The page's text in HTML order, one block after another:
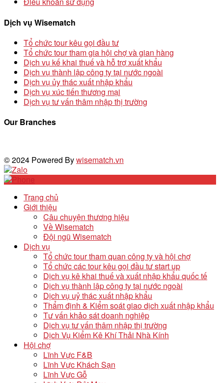
Dịch vụ Wisematch
Tổ chức tour kêu gọi đầu tư
Tổ chức tour tham gia hội chợ và gian hàng
Dịch vụ kế khai thuế và hỗ trợ xuất khẩu
Dịch vụ thành lập công ty tại nước ngoài
Dịch vụ ủy thác xuất nhập khẩu
Dịch vụ xúc tiến thương mại
Dịch vụ tư vấn thâm nhập thị trường
Our Branches
© 2024 Powered Bywisematch.vn
Trang chủ
Giới thiệu
Câu chuyện thương hiệu
Về Wisematch
Đội ngũ Wisematch
Dịch vụ
Tổ chức tour tham quan công ty và hội chợ
Tổ chức các tour kêu gọi đầu tư start up
Dịch vụ kê khai thuế và xuất nhập khẩu quốc tế
Dịch vụ thành lập công ty tại nước ngoài
Dịch vụ uỷ thác xuất nhập khẩu
Thẩm định & Kiểm soát giao dịch xuất nhập khẩu
Tư vấn khảo sát doanh nghiệp
Dịch vụ tư vấn thâm nhập thị trường
Dịch Vụ Kiểm Kê Khí Thải Nhà Kính
Hội chợ
Lĩnh Vực F&B
Lĩnh Vực Khách Sạn
Lĩnh Vực Gỗ